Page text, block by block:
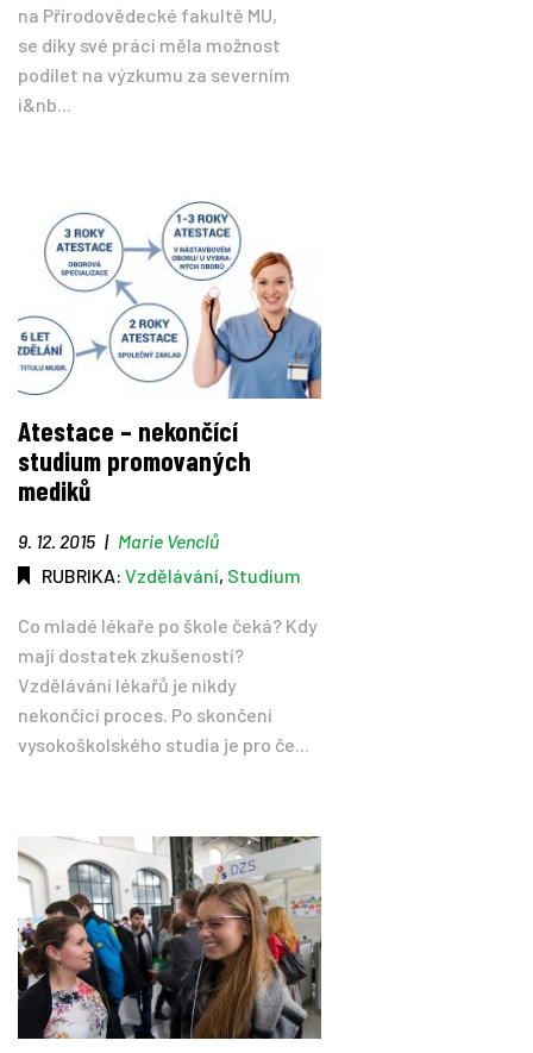
na Přírodovědecké fakultě MU,
se díky své práci měla možnost
podílet na výzkumu za severním
i&nb...
Atestace – nekončící
studium promovaných
mediků
9. 12. 2015 | Marie Venclů
RUBRIKA: Vzdělávání, Studium
Co mladé lékaře po škole čeká? Kdy
mají dostatek zkušeností?
Vzdělávání lékařů je nikdy
nekončící proces. Po skončení
vysokoškolského studia je pro če...